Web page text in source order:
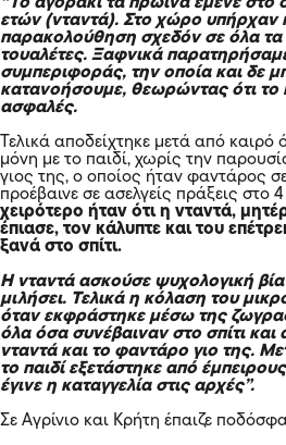
ετών (νταντά). Στο χώρο υπήρχαν
παρακολούθηση σχεδόν σε όλα τα
τουαλέτες. Ξαφνικά
συμπεριφοράς, την οποία και δε
κατανοήσουμε, θεωρώντας ότι το
ασφαλές.
Τελικά αποδείχτηκε μετά από καιρό
μόνη με το παιδί, χωρίς την
γιος της, ο οποίος ήταν φαντάρος σε
προέβαινε σε ασελγείς πράξεις στο
χειρότερο ήταν ότι η νταντά,
έπιασε, τον κάλυπτε και του
ξανά στο σπίτι.
Η νταντά ασκούσε ψυχολογική βία
μιλήσει. Τελικά η κόλαση του
όταν εκφράστηκε μέσω της
όλα όσα συνέβαιναν στο σπίτι
νταντά και το φαντάρο γιο της.
το παιδί εξετάστηκε από
έγινε η καταγγελία στις αρχές”.
Σε Αγρίνιο και Κρήτη έπαιζε